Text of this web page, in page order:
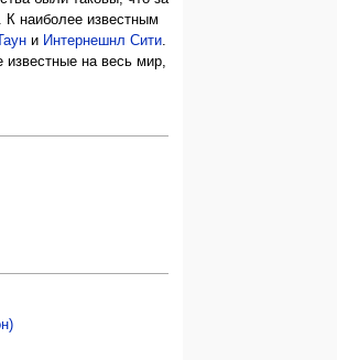
наиболее известным
и Интернешнл Сити.
на весь мир,